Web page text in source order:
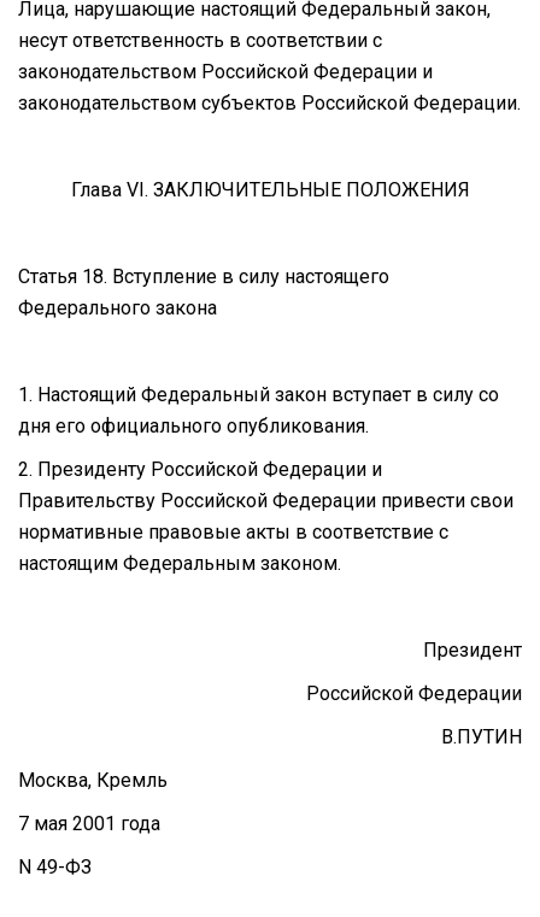
Лица, нарушающие настоящий Федеральный закон,
несут ответственность в соответствии с
законодательством Российской Федерации и
законодательством субъектов Российской Федерации.
Глава VI. ЗАКЛЮЧИТЕЛЬНЫЕ ПОЛОЖЕНИЯ
Статья 18. Вступление в силу настоящего
Федерального закона
1. Настоящий Федеральный закон вступает в силу со
дня его официального опубликования.
2. Президенту Российской Федерации и
Правительству Российской Федерации привести свои
нормативные правовые акты в соответствие с
настоящим Федеральным законом.
Президент
Российской Федерации
В.ПУТИН
Москва, Кремль
7 мая 2001 года
N 49-ФЗ